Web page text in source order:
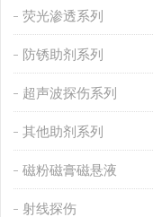
荧光渗透系列
防锈助剂系列
超声波探伤系列
其他助剂系列
磁粉磁膏磁悬液
射线探伤